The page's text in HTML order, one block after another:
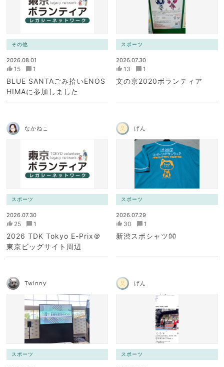
その他
2026.08.01
15 1
BLUE SANTAごみ拾いENOS
HIMAに参加しました
スポーツ
2026.07.30
13 1
文の京2020ボランティア
なかねこ
スポーツ
2026.07.30
25 1
2026 TDK Tokyo E-Prix＠
東京ビッグサイト周辺
げん
スポーツ
2026.07.29
30 1
新渋スポシャツ👐
Twinny
スポーツ
げん
スポーツ